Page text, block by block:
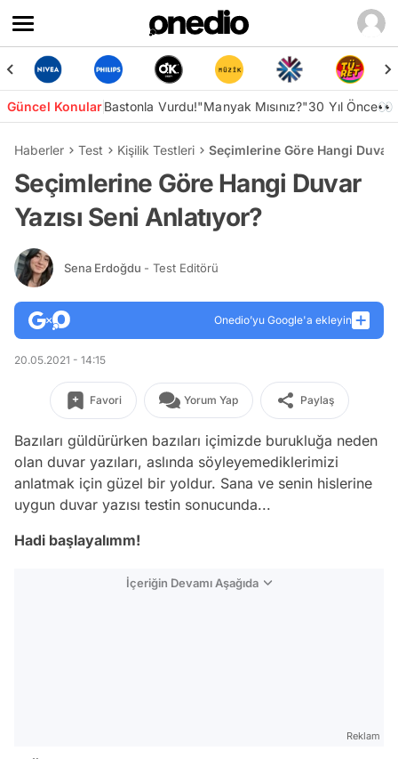
Güncel KonularBastonla Vurdu!"Manyak Mısınız?"30 Yıl Önce👀
Haberler Test Kişilik Testleri Seçimlerine Göre Hangi Duvar
Seçimlerine Göre Hangi Duvar
Yazısı Seni Anlatıyor?
Sena Erdoğdu - Test Editörü
Onedio’yu Google'a ekleyin
20.05.2021 - 14:15
Favori Yorum Yap Paylaş
Bazıları güldürürken bazıları içimizde burukluğa neden
olan duvar yazıları, aslında söyleyemediklerimizi
anlatmak için güzel bir yoldur. Sana ve senin hislerine
uygun duvar yazısı testin sonucunda...
Hadi başlayalımm!
İçeriğin Devamı Aşağıda
Reklam